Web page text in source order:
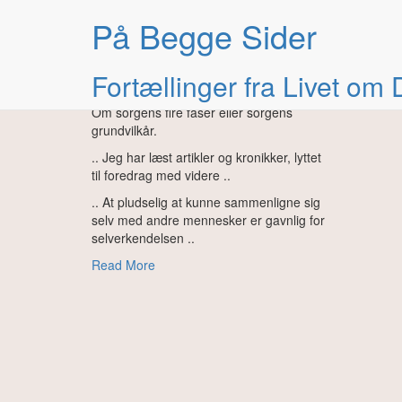
På Begge Sider
Fortællinger fra Livet om
Sorgens fire faser
Om sorgens fire faser eller sorgens
grundvilkår.
.. Jeg har læst artikler og kronikker, lyttet
til foredrag med videre ..
.. At pludselig at kunne sammenligne sig
selv med andre mennesker er gavnlig for
selverkendelsen ..
Read More